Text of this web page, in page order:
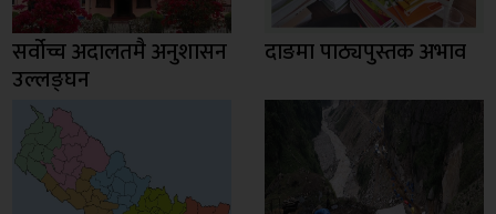
सर्वोच्च अदालतमै अनुशासन
उल्लङ्घन
दाङमा पाठ्यपुस्तक अभाव